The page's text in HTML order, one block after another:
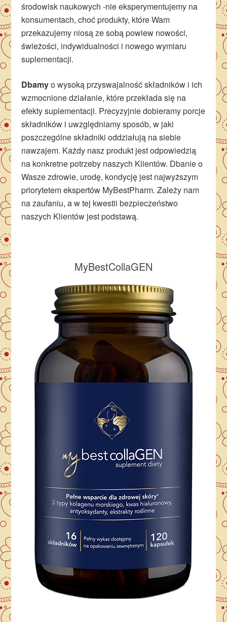
środowisk naukowych -nie eksperymentujemy na
konsumentach, choć produkty, które Wam
przekazujemy niosą ze sobą powiew nowości,
świeżości, indywidualności i nowego wymiaru
suplementacji.
Dbamyo wysoką przyswajalność składników i ich
wzmocnione działanie, które przekłada się na
efekty suplementacji. Precyzyjnie dobieramy porcje
składników i uwzględniamy sposób, w jaki
poszczególne składniki oddziałują na siebie
nawzajem. Każdy nasz produkt jest odpowiedzią
na konkretne potrzeby naszych Klientów. Dbanie o
Wasze zdrowie, urodę, kondycję jest najwyższym
priorytetem ekspertów MyBestPharm. Zależy nam
na zaufaniu, a w tej kwestii bezpieczeństwo
naszych Klientów jest podstawą.
MyBestCollaGEN